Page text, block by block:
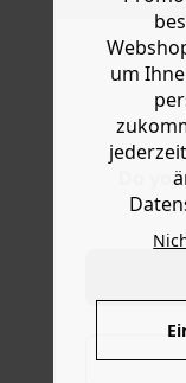
Do
Einheitsgröße aus
Zipper. Eine schöne
um